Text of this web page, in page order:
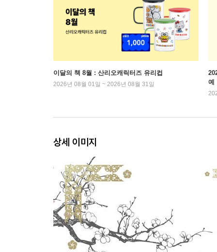
이달의 책 8월 : 산리오캐릭터즈 유리컵
2026년 08월 01일 ~ 2026년 08월 31일
예
상세 이미지